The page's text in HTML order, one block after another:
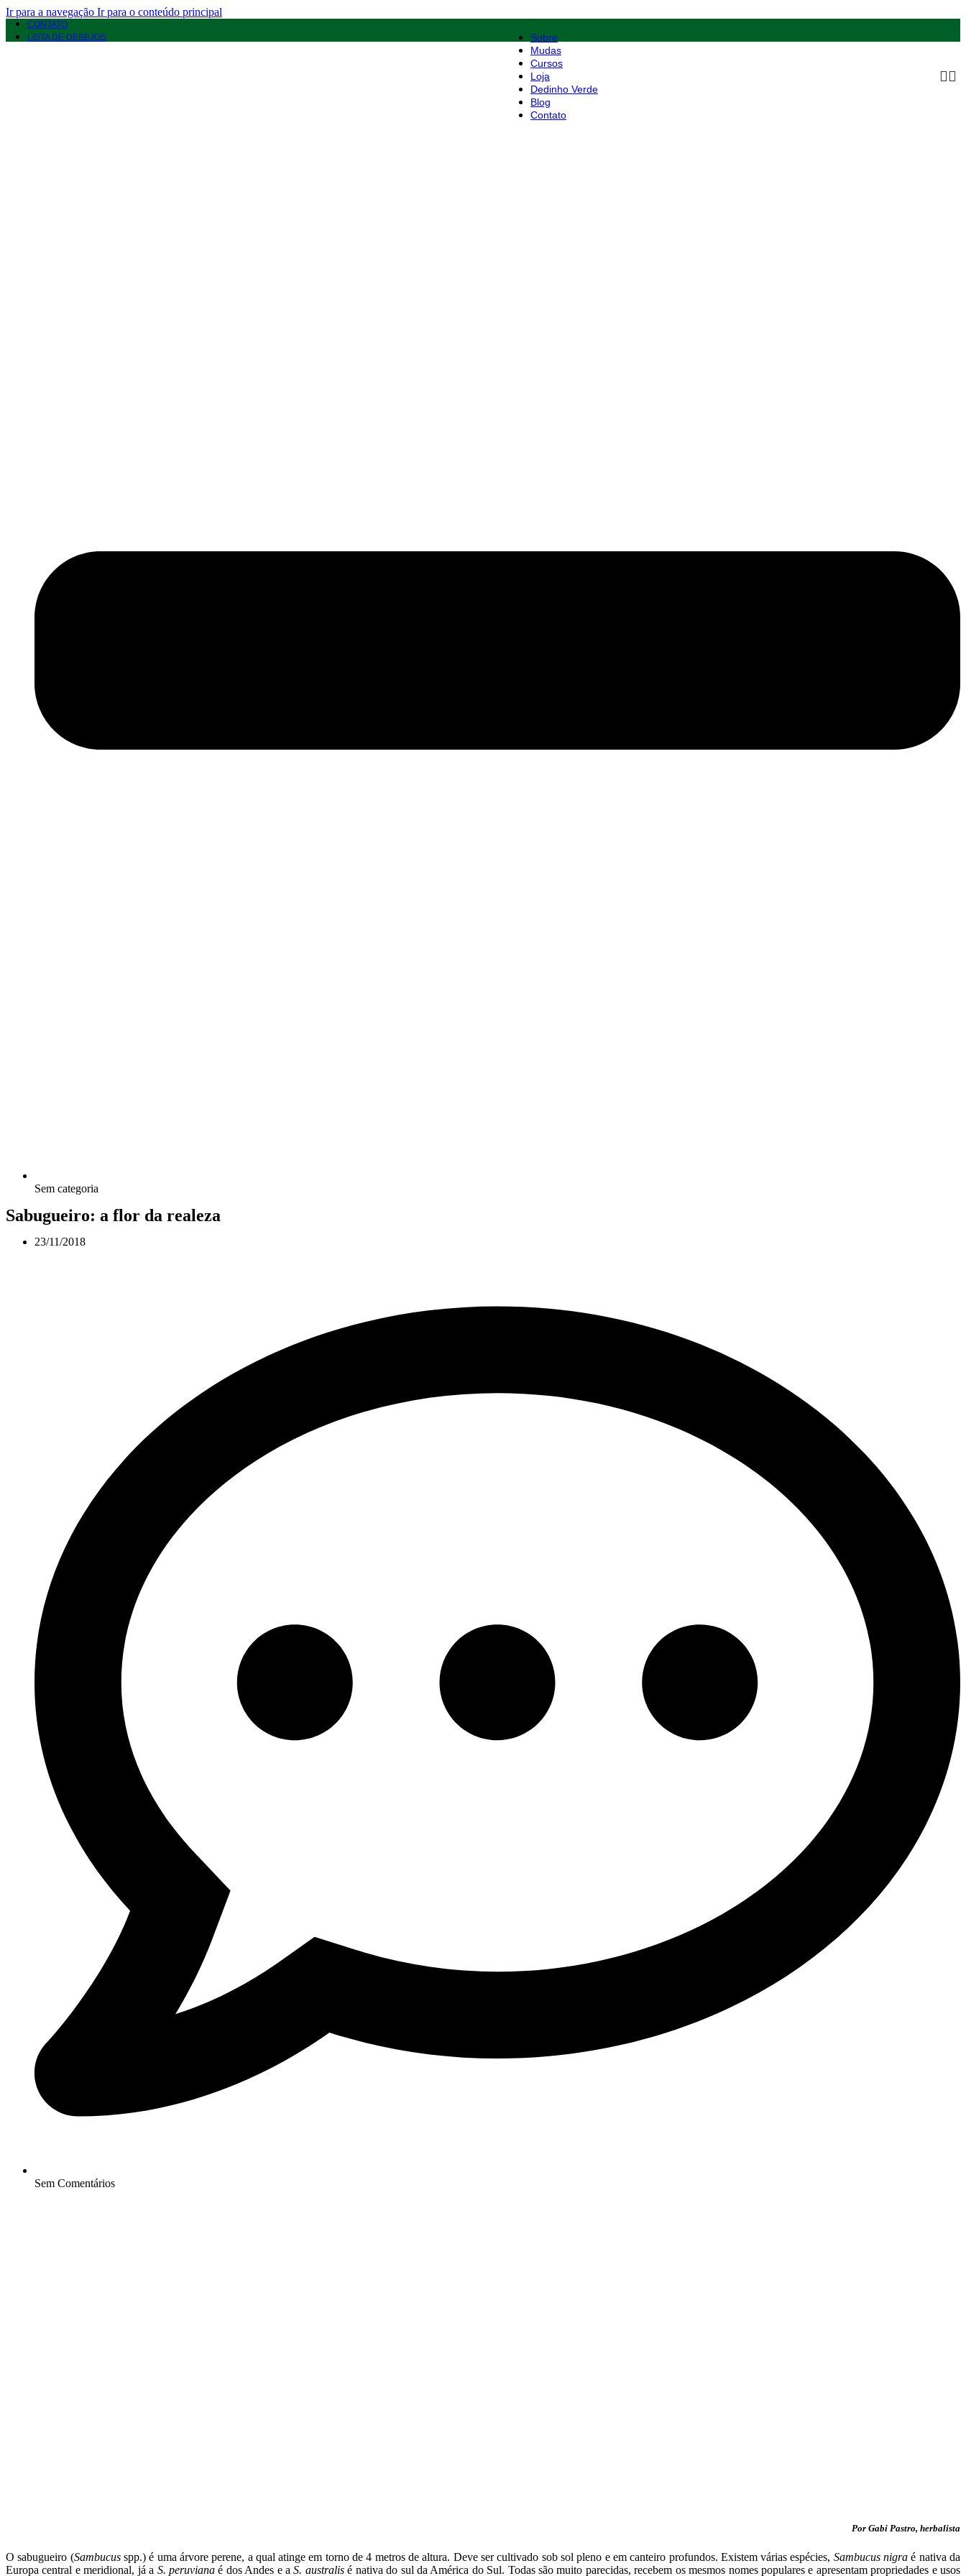
Ir para a navegação Ir para o conteúdo principal
CONTATO
LISTA DE DESEJOS
Sobre
Mudas
Cursos
Loja
Dedinho Verde
Blog
Contato
Sem categoria
Sabugueiro: a flor da realeza
23/11/2018
Sem Comentários
Por Gabi Pastro, herbalista
O sabugueiro (Sambucus spp.) é uma árvore perene, a qual atinge em torno de 4 metros de altura. Deve ser cultivado sob sol pleno e em canteiro profundos. Existem várias espécies, Sambucus nigra é nativa da
Europa central e meridional, já a S. peruvianaé dos Andes e aS. australisé nativa do sul da América do Sul. Todas são muito parecidas, recebem os mesmos nomes populares e apresentam propriedades e usos